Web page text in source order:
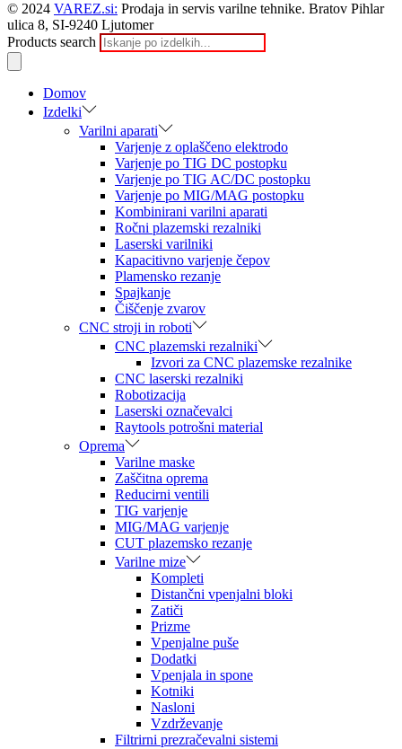
© 2024 VAREZ.si: Prodaja in servis varilne tehnike. Bratov Pihlar
ulica 8, SI-9240 Ljutomer
Products search
Domov
Izdelki
Varilni aparati
Varjenje z oplaščeno elektrodo
Varjenje po TIG DC postopku
Varjenje po TIG AC/DC postopku
Varjenje po MIG/MAG postopku
Kombinirani varilni aparati
Ročni plazemski rezalniki
Laserski varilniki
Kapacitivno varjenje čepov
Plamensko rezanje
Spajkanje
Čiščenje zvarov
CNC stroji in roboti
CNC plazemski rezalniki
Izvori za CNC plazemske rezalnike
CNC laserski rezalniki
Robotizacija
Laserski označevalci
Raytools potrošni material
Oprema
Varilne maske
Zaščitna oprema
Reducirni ventili
TIG varjenje
MIG/MAG varjenje
CUT plazemsko rezanje
Varilne mize
Kompleti
Distančni vpenjalni bloki
Zatiči
Prizme
Vpenjalne puše
Dodatki
Vpenjala in spone
Kotniki
Nasloni
Vzdrževanje
Filtrirni prezračevalni sistemi